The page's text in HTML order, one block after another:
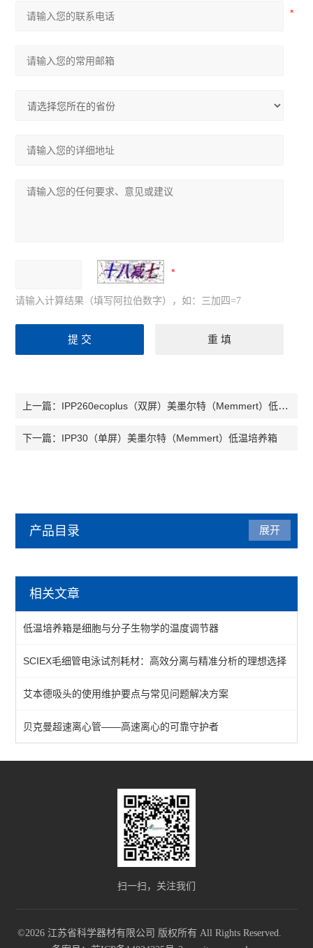
请输入计算结果（填写阿拉伯数字），如：三加四=7
上一篇： IPP260ecoplus（双屏）美墨尔特（Memmert）低温培养箱
下一篇： IPP30（单屏）美墨尔特（Memmert）低温培养箱
产品目录
低温培养箱
水浴、油浴、恒温槽
恒温恒湿箱
干燥箱
查看全部 >>
展开
相关文章
低温培养箱是细胞与分子生物学的温度调节器
SCIEX毛细管电泳试剂耗材：高效分离与精准分析的理想选择
艾本德吸头的使用维护要点与常见问题解决方案
贝克曼超速离心管——高速离心的可靠守护者​
扫一扫，关注我们
©2026 江苏省科学器材有限公司 版权所有 All Rights Reserved.